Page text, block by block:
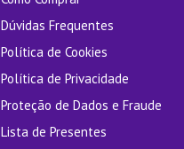
Dúvidas Frequentes
Política de Cookies
Política de Privacidade
Proteção de Dados e Fraude
Lista de Presentes